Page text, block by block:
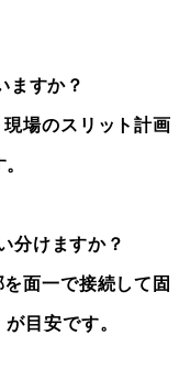
ますか？
場のスリット計画
分けますか？
面一で接続して固
目安です。